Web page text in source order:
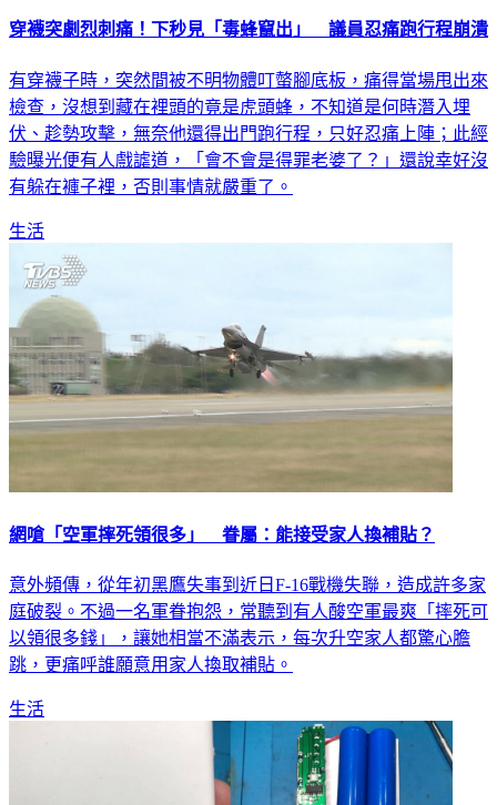
穿襪突劇烈刺痛！下秒見「毒蜂竄出」 議員忍痛跑行程崩潰
有穿襪子時，突然間被不明物體叮螫腳底板，痛得當場甩出來
檢查，沒想到藏在裡頭的竟是虎頭蜂，不知道是何時潛入埋
伏、趁勢攻擊，無奈他還得出門跑行程，只好忍痛上陣；此經
驗曝光便有人戲謔道，「會不會是得罪老婆了？」還說幸好沒
有躲在褲子裡，否則事情就嚴重了。
生活
網嗆「空軍摔死領很多」 眷屬：能接受家人換補貼？
意外頻傳，從年初黑鷹失事到近日F-16戰機失聯，造成許多家
庭破裂。不過一名軍眷抱怨，常聽到有人酸空軍最爽「摔死可
以領很多錢」，讓她相當不滿表示，每次升空家人都驚心膽
跳，更痛呼誰願意用家人換取補貼。
生活